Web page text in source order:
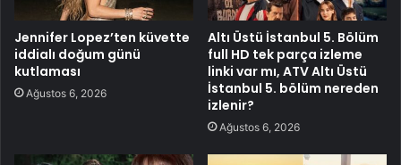
Jennifer Lopez’ten küvette
iddialı doğum günü
kutlaması
Ağustos 6, 2026
Altı Üstü İstanbul 5. Bölüm
full HD tek parça izleme
linki var mı, ATV Altı Üstü
İstanbul 5. bölüm nereden
izlenir?
Ağustos 6, 2026